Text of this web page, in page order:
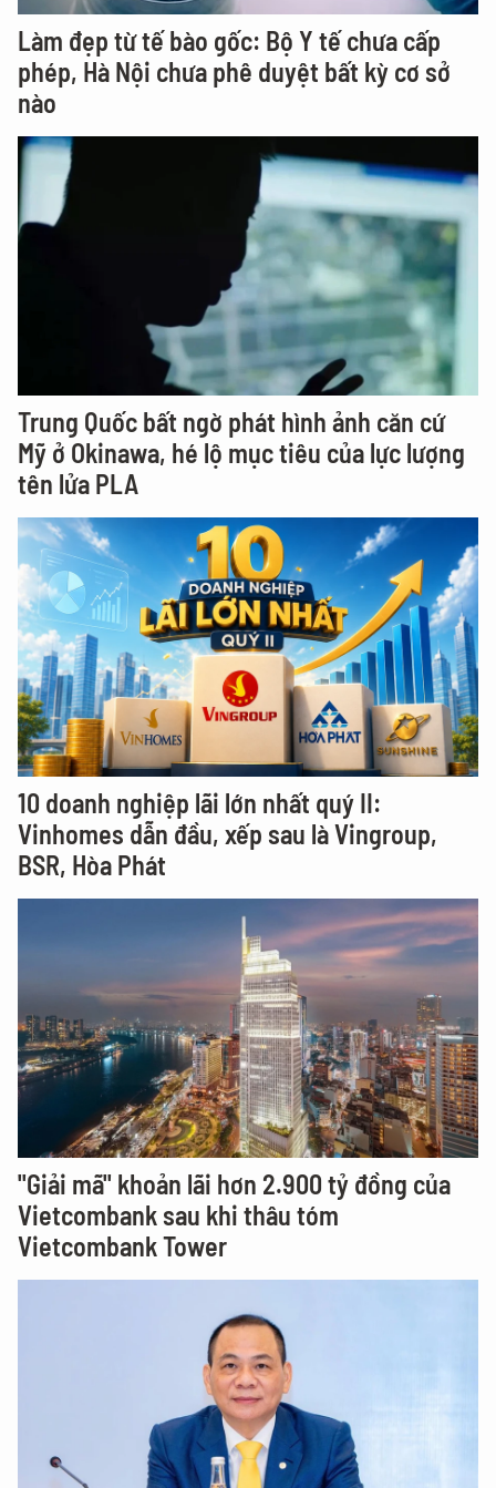
Làm đẹp từ tế bào gốc: Bộ Y tế chưa cấp
phép, Hà Nội chưa phê duyệt bất kỳ cơ sở
nào
Trung Quốc bất ngờ phát hình ảnh căn cứ
Mỹ ở Okinawa, hé lộ mục tiêu của lực lượng
tên lửa PLA
10 doanh nghiệp lãi lớn nhất quý II:
Vinhomes dẫn đầu, xếp sau là Vingroup,
BSR, Hòa Phát
"Giải mã" khoản lãi hơn 2.900 tỷ đồng của
Vietcombank sau khi thâu tóm
Vietcombank Tower